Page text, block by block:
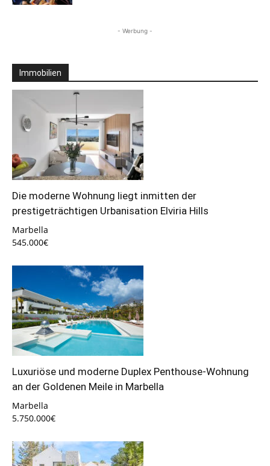
- Werbung -
Immobilien
Die moderne Wohnung liegt inmitten der
prestigeträchtigen Urbanisation Elviria Hills
Marbella
545.000€
Luxuriöse und moderne Duplex Penthouse-Wohnung
an der Goldenen Meile in Marbella
Marbella
5.750.000€